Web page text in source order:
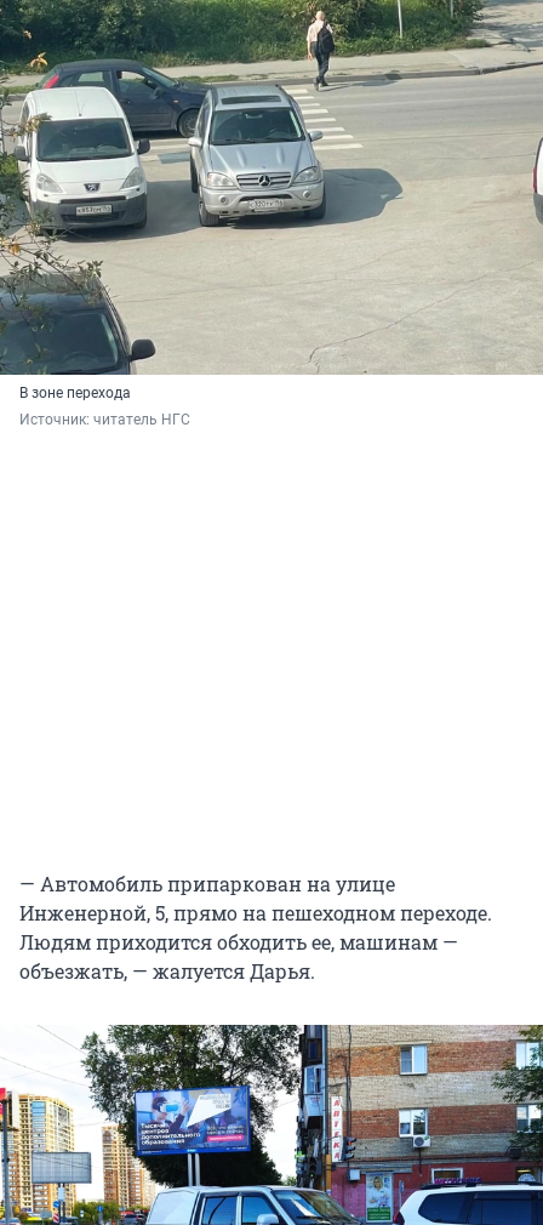
В зоне перехода
Источник: читатель НГС
— Автомобиль припаркован на улице
Инженерной, 5, прямо на пешеходном переходе.
Людям приходится обходить ее, машинам —
объезжать, — жалуется Дарья.